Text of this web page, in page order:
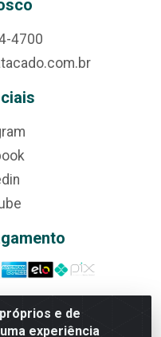
e de
experiência
4700
nº 3860, Jardim das